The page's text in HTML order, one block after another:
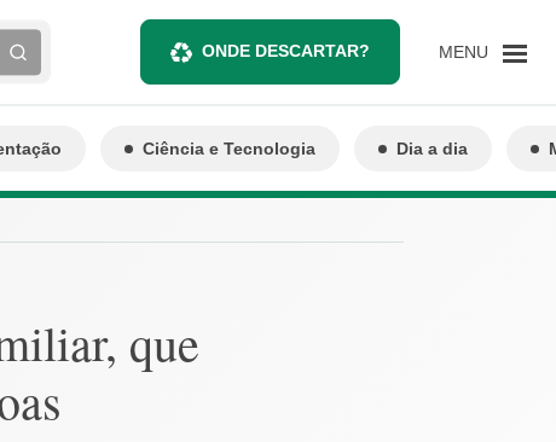
ONDE DESCARTAR? MENU
Ciência e Tecnologia Dia a dia
que